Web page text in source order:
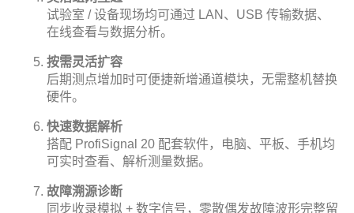
试验室 / 设备现场均可通过 LAN、USB 传输数据、
在线查看与数据分析。
按需灵活扩容
后期测点增加时可便捷新增通道模块，无需整机替换
硬件。
快速数据解析
搭配 ProfiSignal 20 配套软件，电脑、平板、手机均
可实时查看、解析测量数据。
故障溯源诊断
同步收录模拟 + 数字信号，零散偶发故障波形完整留